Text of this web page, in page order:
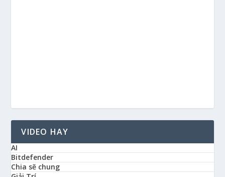
VIDEO HAY
AI
Bitdefender
Chia sẽ chung